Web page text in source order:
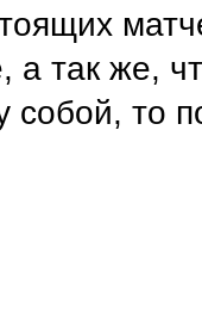
а так же,
собой, то